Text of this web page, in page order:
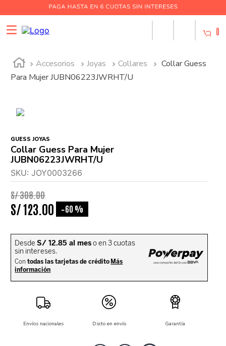
0
Accesorios Joyas Collares
Collar Guess
Para Mujer JUBN06223JWRHT/U
GUESS JOYAS
Collar Guess Para Mujer
JUBN06223JWRHT/U
SKU:JOY0003266
S/308.00
S/123 00 -60 %
Envíos nacionales Dscto en envío Garantía